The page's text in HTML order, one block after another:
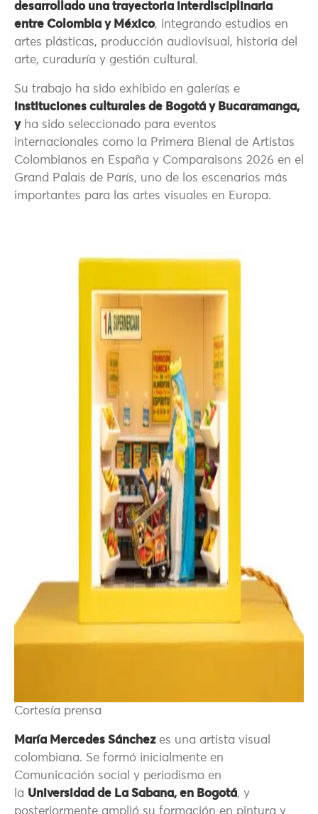
desarrollado una trayectoria interdisciplinaria
entre Colombia y México, integrando estudios en
artes plásticas, producción audiovisual, historia del
arte, curaduría y gestión cultural.
Su trabajo ha sido exhibido en galerías e
instituciones culturales de Bogotá y Bucaramanga,
yha sido seleccionado para eventos
internacionales como la Primera Bienal de Artistas
Colombianos en España y Comparaisons 2026 en el
Grand Palais de París, uno de los escenarios más
importantes para las artes visuales en Europa.
Cortesía prensa
María Mercedes Sánchezes una artista visual
colombiana. Se formó inicialmente en
Comunicación social y periodismo en
la Universidad de La Sabana, en Bogotá, y
posteriormente amplió su formación en pintura y